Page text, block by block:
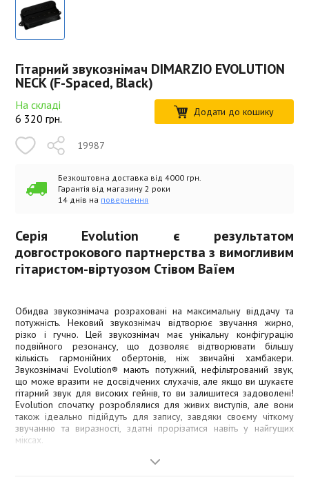
Гітарний звукознімач DIMARZIO EVOLUTION
NECK (F-Spaced, Black)
На складі
6 320 грн. Додати до кошику
19987
Безкоштовна доставка від 4000 грн.
Гарантія від магазину 2 роки
14 днів на повернення
Серія Evolution є результатом
довгострокового партнерства з вимогливим
гітаристом-віртуозом Стівом Ваїем
Обидва звукознімача розраховані на максимальну віддачу та
потужність. Нековий звукознімач відтворює звучання жирно,
різко і гучно. Цей звукознімач має унікальну конфігурацію
подвійного резонансу, що дозволяє відтворювати більшу
кількість гармонійних обертонів, ніж звичайні хамбакери.
Звукознімачі Evolution® мають потужний, нефільтрований звук,
що може вразити не досвідчених слухачів, але якщо ви шукаєте
гітарний звук для високих гейнів, то ви залишитеся задоволені!
Evolution спочатку розроблялися для живих виступів, але вони
також ідеально підійдуть для запису, завдяки своєму чіткому
звучанню та виразності, здатні прорізатися навіть у найгущих
міксах.